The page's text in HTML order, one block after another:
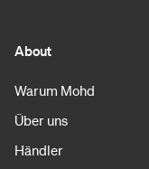
About
Warum Mohd
Über uns
Händler